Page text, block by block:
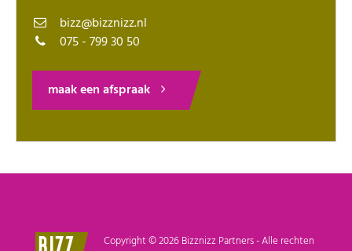
bizz@bizznizz.nl
075 - 799 30 50
maak een afspraak
Copyright © 2026 Bizznizz Partners - Alle rechten